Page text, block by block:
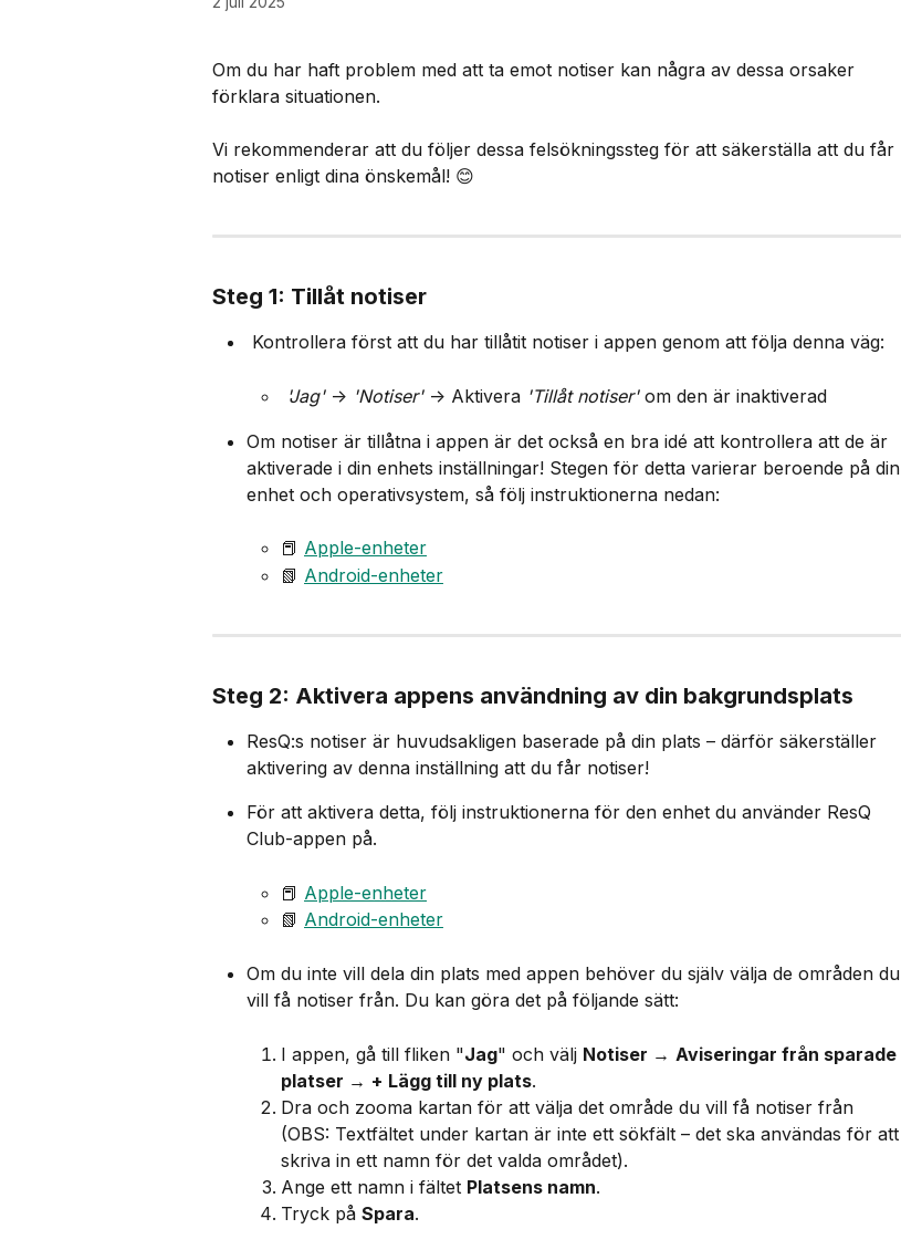
Om du har haft problem med att ta emot notiser kan några av dessa orsaker
förklara situationen.​
Vi rekommenderar att du följer dessa felsökningssteg för att säkerställa att du får
notiser enligt dina önskemål! 😊​
Steg 1: Tillåt notiser
Kontrollera först att du har tillåtit notiser i appen genom att följa denna väg:​
'Jag' -> 'Notiser' -> Aktivera 'Tillåt notiser' om den är inaktiverad​
Om notiser är tillåtna i appen är det också en bra idé att kontrollera att de är
aktiverade i din enhets inställningar! Stegen för detta varierar beroende på din
enhet och operativsystem, så följ instruktionerna nedan:​
📕 Apple-enheter​
📗 Android-enheter​
Steg 2: Aktivera appens användning av din bakgrundsplats
ResQ:s notiser är huvudsakligen baserade på din plats – därför säkerställer
aktivering av denna inställning att du får notiser!​
För att aktivera detta, följ instruktionerna för den enhet du använder ResQ
Club-appen på.​
📕 Apple-enheter​
📗 Android-enheter​
Om du inte vill dela din plats med appen behöver du själv välja de områden du
vill få notiser från. Du kan göra det på följande sätt:
I appen, gå till fliken "Jag" och välj Notiser → Aviseringar från sparade
platser → + Lägg till ny plats.
Dra och zooma kartan för att välja det område du vill få notiser från
(OBS: Textfältet under kartan är inte ett sökfält – det ska användas för att
skriva in ett namn för det valda området).
Ange ett namn i fältet Platsens namn.
Tryck på Spara.